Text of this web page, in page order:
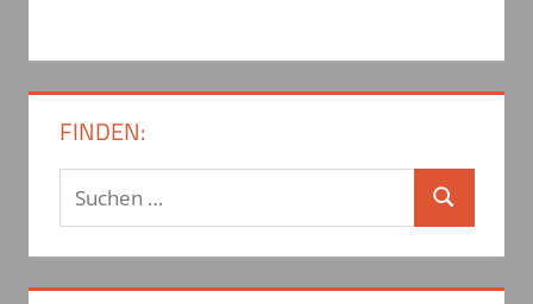
FINDEN:
u
c
h
c